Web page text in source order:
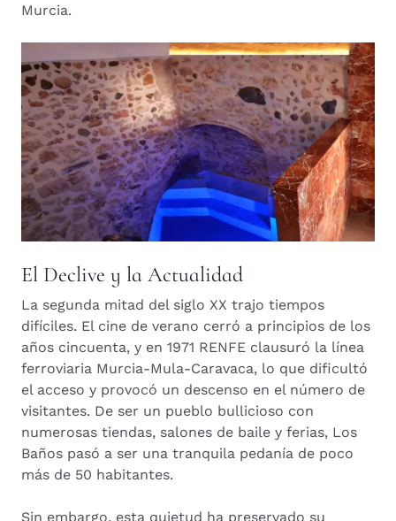
Murcia.
El Declive y la Actualidad
La segunda mitad del siglo XX trajo tiempos
difíciles. El cine de verano cerró a principios de los
años cincuenta, y en 1971 RENFE clausuró la línea
ferroviaria Murcia-Mula-Caravaca, lo que dificultó
el acceso y provocó un descenso en el número de
visitantes. De ser un pueblo bullicioso con
numerosas tiendas, salones de baile y ferias, Los
Baños pasó a ser una tranquila pedanía de poco
más de 50 habitantes.
Sin embargo, esta quietud ha preservado su